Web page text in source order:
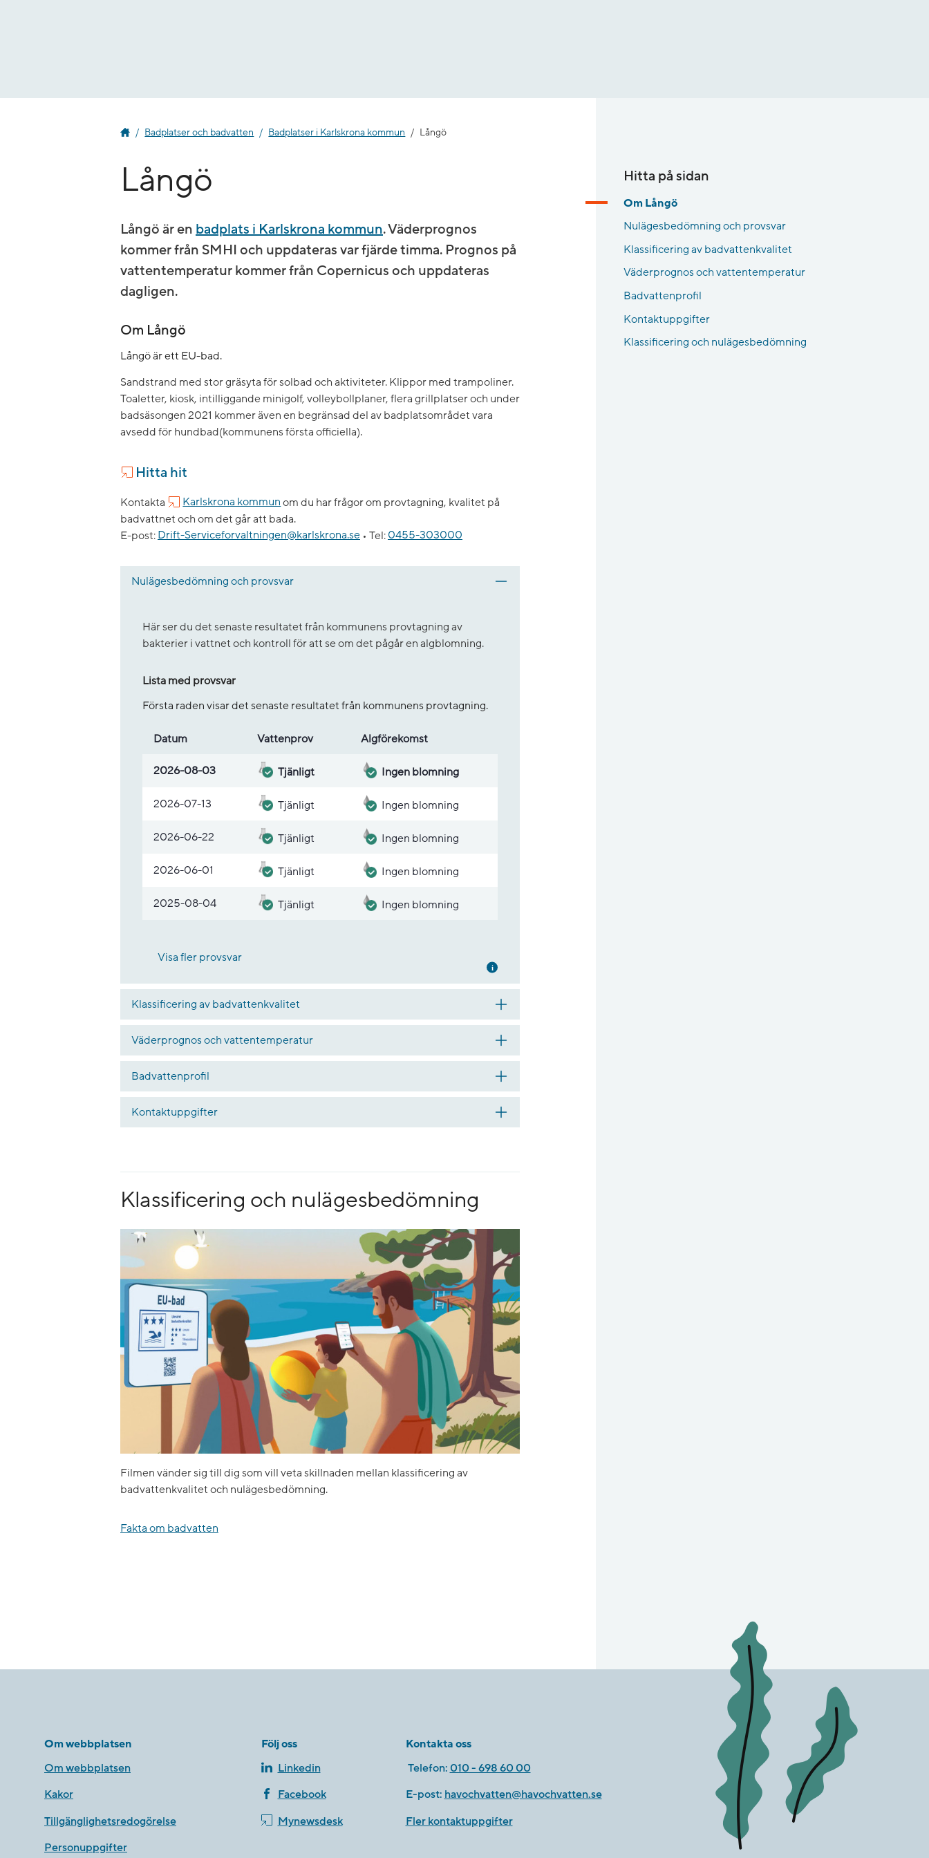
Badplatser och badvatten Badplatser i Karlskrona kommun Långö
Långö
Långö är en badplats i Karlskrona kommun. Väderprognos
kommer från SMHI och uppdateras var fjärde timma. Prognos på
vatten­temperatur kommer från Copernicus och uppdateras
dagligen.
Om Långö
Långö är ett EU-bad.
Sandstrand med stor gräsyta för solbad och aktiviteter. Klippor med trampoliner.
Toaletter, kiosk, intilliggande minigolf, volleybollplaner, flera grillplatser och under
badsäsongen 2021 kommer även en begränsad del av badplatsområdet vara
avsedd för hundbad(kommunens första officiella).
Hitta hit
Kontakta Karlskrona kommun om du har frågor om provtagning, kvalitet på
badvattnet och om det går att bada.
E-post: Drift-Serviceforvaltningen@karlskrona.se • Tel: 0455-303000
Nulägesbedömning och provsvar
Här ser du det senaste resultatet från kommunens provtagning av
bakterier i vattnet och kontroll för att se om det pågår en algblomning.
Lista med provsvar
Första raden visar det senaste resultatet från kommunens provtagning.
Datum Vatten­prov Alg­före­komst
2026-08-03 Tjänligt Ingen blomning
2026-07-13 Tjänligt Ingen blomning
2026-06-22 Tjänligt Ingen blomning
2026-06-01 Tjänligt Ingen blomning
2025-08-04 Tjänligt Ingen blomning
Visa fler provsvar Mer information
Klassificering av badvattenkvalitet
Väderprognos och vattentemperatur
Badvattenprofil
Kontaktuppgifter
Klassificering och nulägesbedömning
Filmen vänder sig till dig som vill veta skillnaden mellan klassificering av
badvattenkvalitet och nulägesbedömning.
Fakta om badvatten
Hitta på sidan
Om Långö
Nulägesbedömning och provsvar
Klassificering av badvattenkvalitet
Väderprognos och vattentemperatur
Badvattenprofil
Kontaktuppgifter
Klassificering och nulägesbedömning
Om webbplatsen
Om webbplatsen
Kakor
Tillgänglighetsredogörelse
Personuppgifter
Följ oss
Linkedin
Facebook
Mynewsdesk
Kontakta oss
Telefon: 010 - 698 60 00
E-post: havochvatten@havochvatten.se
Fler kontaktuppgifter